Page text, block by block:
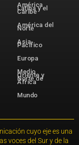
América
Latina y el
Caribe
América del
Norte
Asia-
Pacífico
Europa
Medio
Oriente y
Norte de
África
Mundo
cuyo eje es una
voces del Sur y de la